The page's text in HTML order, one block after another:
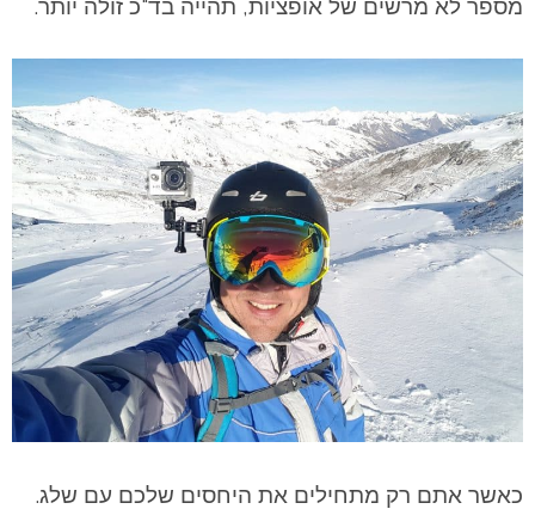
מספר לא מרשים של אופציות, תהייה בד"כ זולה יותר.
כאשר אתם רק מתחילים את היחסים שלכם עם שלג.